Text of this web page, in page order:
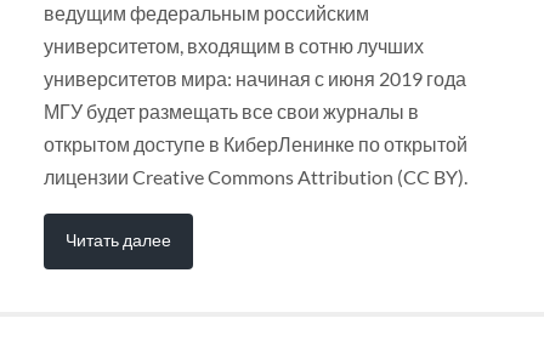
ведущим федеральным российским
университетом, входящим в сотню лучших
университетов мира: начиная с июня 2019 года
МГУ будет размещать все свои журналы в
открытом доступе в КиберЛенинке по открытой
лицензии Creative Commons Attribution (CC BY).
Читать далее